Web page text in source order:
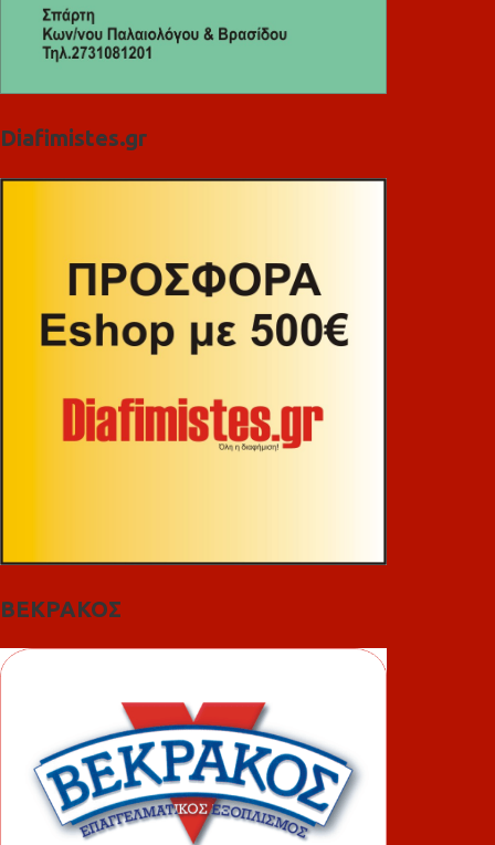
Diafimistes.gr
ΒΕΚΡΑΚΟΣ